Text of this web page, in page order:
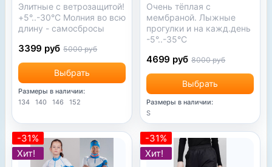
Элитные с ветрозащитой!
+5°..-30°С Молния во всю
длину - самосбросы
Выбрать
3399 руб 5000 руб
Размеры в наличии:
134
140 146 152
Очень тёплая с
мембраной. Лыжные
прогулки и на кажд.день
-5°..-35°С
Выбрать
4699 руб 8000 руб
Размеры в наличии:
S
-31%
Хит!
-31%
Хит!